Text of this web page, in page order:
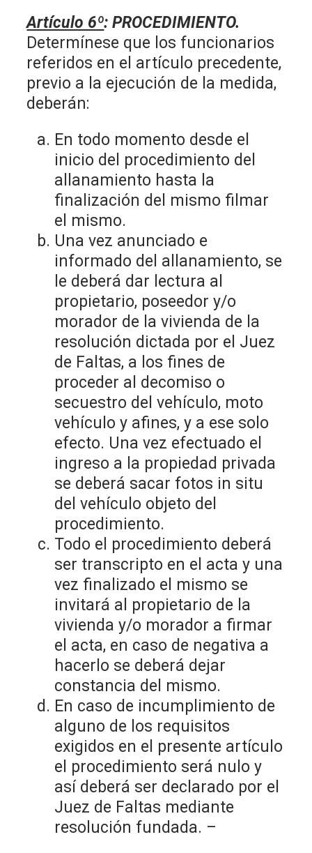
Artículo 6º:PROCEDIMIENTO.
Determínese que los funcionarios
referidos en el artículo precedente,
previo a la ejecución de la medida,
deberán:
En todo momento desde el
inicio del procedimiento del
allanamiento hasta la
finalización del mismo filmar
el mismo.
Una vez anunciado e
informado del allanamiento, se
le deberá dar lectura al
propietario, poseedor y/o
morador de la vivienda de la
resolución dictada por el Juez
de Faltas, a los fines de
proceder al decomiso o
secuestro del vehículo, moto
vehículo y afines, y a ese solo
efecto. Una vez efectuado el
ingreso a la propiedad privada
se deberá sacar fotos in situ
del vehículo objeto del
procedimiento.
Todo el procedimiento deberá
ser transcripto en el acta y una
vez finalizado el mismo se
invitará al propietario de la
vivienda y/o morador a firmar
el acta, en caso de negativa a
hacerlo se deberá dejar
constancia del mismo.
En caso de incumplimiento de
alguno de los requisitos
exigidos en el presente artículo
el procedimiento será nulo y
así deberá ser declarado por el
Juez de Faltas mediante
resolución fundada. –